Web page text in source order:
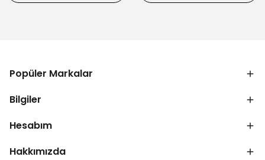
Popüler Markalar
Bilgiler
Hesabım
Hakkımızda